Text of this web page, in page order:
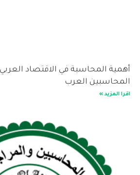
أهمية المحاسبة في الاقتصاد العربي
المحاسبين العرب
اقرا المزيد »